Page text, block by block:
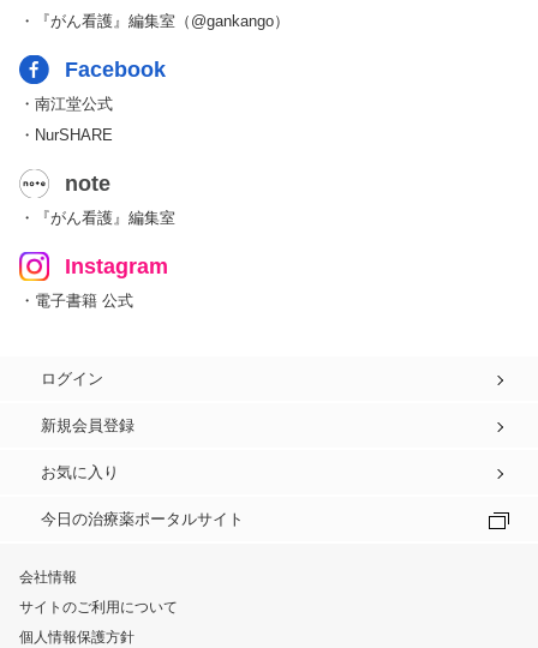
・『がん看護』編集室（@gankango）
Facebook
・南江堂公式
・NurSHARE
note
・『がん看護』編集室
Instagram
・電子書籍 公式
ログイン
新規会員登録
お気に入り
今日の治療薬ポータルサイト
会社情報
サイトのご利用について
個人情報保護方針